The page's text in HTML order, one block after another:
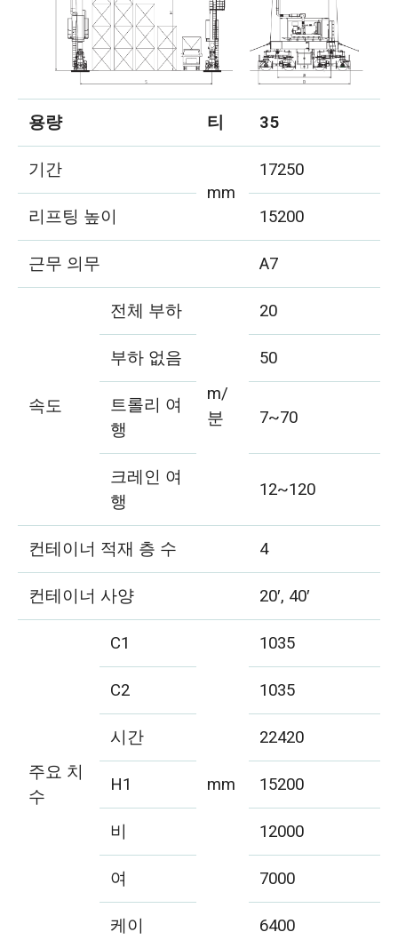
용량 티
35
기간
mm
17250
리프팅 높이
15200
근무 의무
A7
속도
전체 부하
m/
분
20
부하 없음
50
트롤리 여
행
7~70
크레인 여
행
12~120
컨테이너 적재 층 수
4
컨테이너 사양
20′, 40′
주요 치
수
C1
mm
1035
C2
1035
시간
22420
H1
15200
비
12000
여
7000
케이
6400